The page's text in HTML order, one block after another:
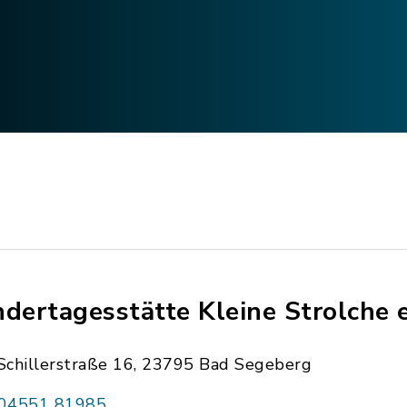
Kleine Strolche
16, 23795 Bad Segeberg